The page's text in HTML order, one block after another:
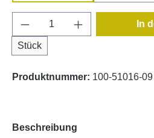
Produkt Anzahl: Gib
Stück
In
Produktnummer: 100-51016-09
Beschreibung